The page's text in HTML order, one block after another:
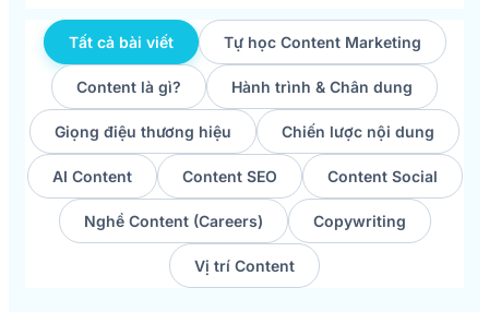
Tất cả bài viết Tự học Content Marketing
Content là gì? Hành trình & Chân dung
Giọng điệu thương hiệu Chiến lược nội dung
AI Content Content SEO Content Social
Nghề Content (Careers) Copywriting
Vị trí Content